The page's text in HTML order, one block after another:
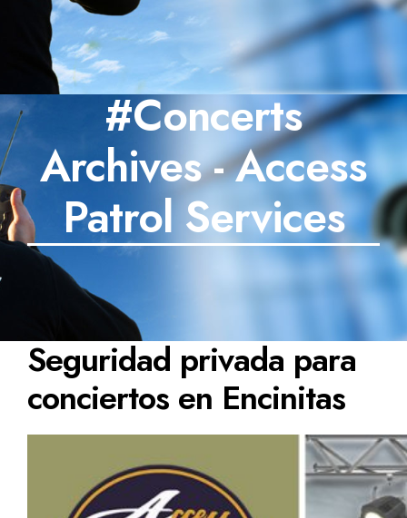
SERVICIOS
GUARDIAS UNIFORMADOS
TRABAJOS
BLOG
TESTIMONIOS
PREGUNTAS FRECUENTES
CONTÁCTANOS
#Concerts
Archives - Access
Patrol Services
Seguridad privada para
conciertos en Encinitas